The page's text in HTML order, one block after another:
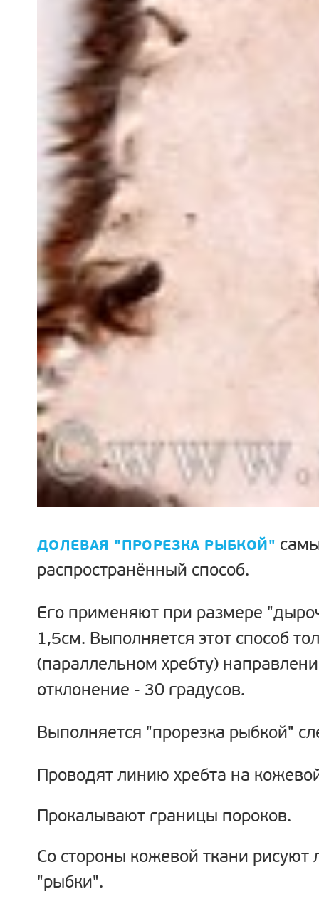
ДОЛЕВАЯ "ПРОРЕЗКА РЫБКОЙ"
распространённый способ.
Его применяют при размере
1,5см. Выполняется этот способ
(параллельном хребту)
отклонение - 30 градусов.
Выполняется "прорезка рыбкой"
Проводят линию хребта на
Прокалывают границы пороков.
Со стороны кожевой ткани рисуют
"рыбки".